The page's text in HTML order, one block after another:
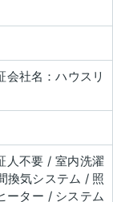
会社名：ハウスリ
人不要 / 室内洗濯
換気システム / 照
ーター / システム